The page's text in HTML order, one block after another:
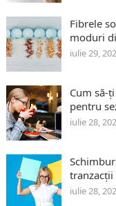
Fibrele
moduri
iulie 29,
Cum să-
pentru
iulie 28,
tranzacții
iulie 28,